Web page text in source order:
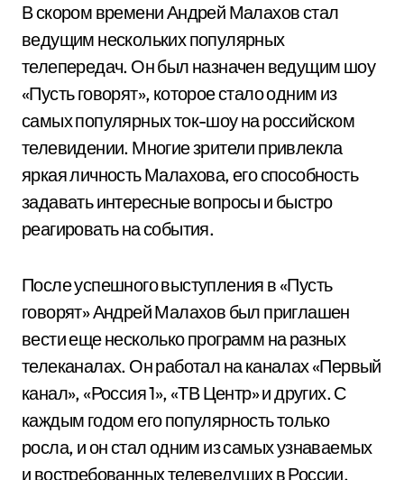
В скором времени Андрей Малахов стал
ведущим нескольких популярных
телепередач. Он был назначен ведущим шоу
«Пусть говорят», которое стало одним из
самых популярных ток-шоу на российском
телевидении. Многие зрители привлекла
яркая личность Малахова, его способность
задавать интересные вопросы и быстро
реагировать на события.
После успешного выступления в «Пусть
говорят» Андрей Малахов был приглашен
вести еще несколько программ на разных
телеканалах. Он работал на каналах «Первый
канал», «Россия 1», «ТВ Центр» и других. С
каждым годом его популярность только
росла, и он стал одним из самых узнаваемых
и востребованных телеведущих в России.